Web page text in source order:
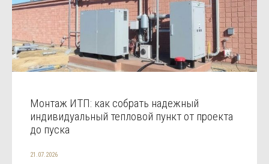
Монтаж ИТП: как собрать надежный
индивидуальный тепловой пункт от проекта
до пуска
21.07.2026